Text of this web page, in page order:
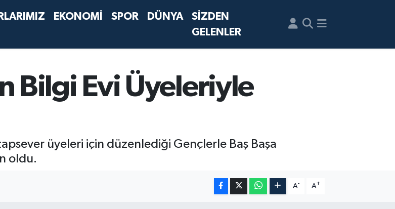
EKONOMİ SPOR DÜNYA
SİZDEN
GELENLER
Bilgi Evi Üyeleriyle
üyeleri için düzenlediği Gençlerle Baş Başa
oldu.
A- A+